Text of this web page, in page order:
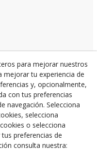
para mejorar nuestros
mejorar tu experiencia de
y, opcionalmente,
con tus preferencias
navegación. Selecciona
selecciona
o selecciona
tus preferencias de
consulta nuestra: